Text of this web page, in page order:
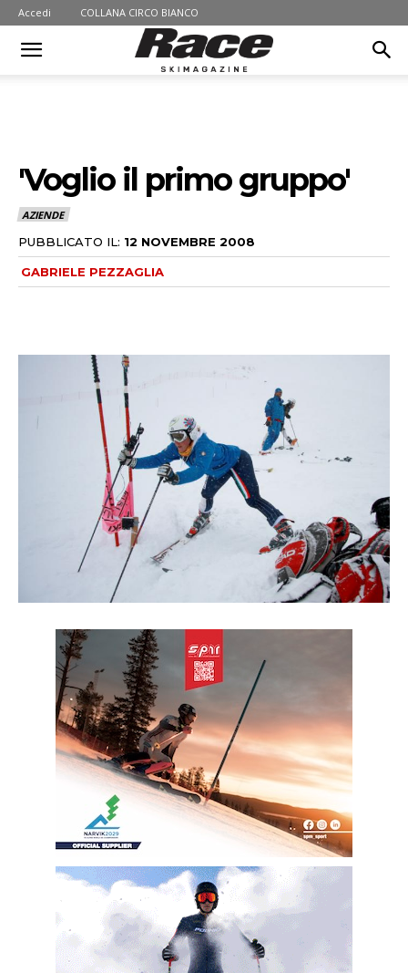
Accedi COLLANA CIRCO BIANCO
'Voglio il primo gruppo'
AZIENDE
PUBBLICATO IL: 12 NOVEMBRE 2008
GABRIELE PEZZAGLIA